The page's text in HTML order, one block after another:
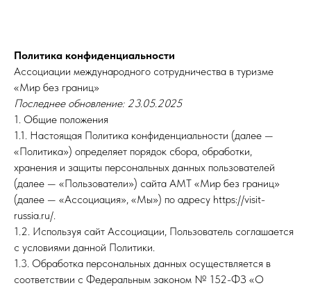
Политика конфиденциальности
Ассоциации международного сотрудничества в туризме
«Мир без границ»
Последнее обновление: 23.05.2025
1. Общие положения
1.1. Настоящая Политика конфиденциальности (далее —
«Политика») определяет порядок сбора, обработки,
хранения и защиты персональных данных пользователей
(далее — «Пользователи») сайта АМТ «Мир без границ»
(далее — «Ассоциация», «Мы») по адресу https://visit-
russia.ru/.
1.2. Используя сайт Ассоциации, Пользователь соглашается
с условиями данной Политики.
1.3. Обработка персональных данных осуществляется в
соответствии с Федеральным законом № 152-ФЗ «О